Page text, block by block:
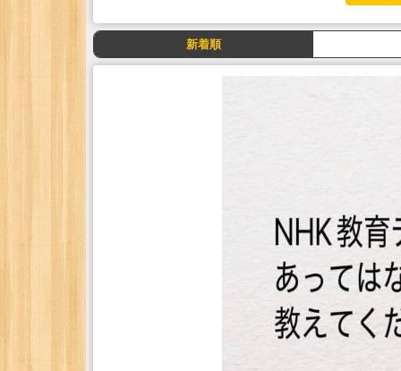
新着順